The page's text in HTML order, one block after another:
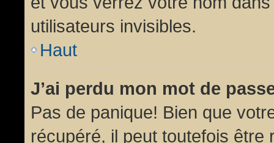
utilisateurs invisibles.
Haut
J’ai perdu mon mot de
Pas de panique! Bien que
récupéré, il peut toutefois être